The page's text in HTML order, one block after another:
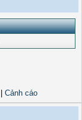
Cảnh cáo